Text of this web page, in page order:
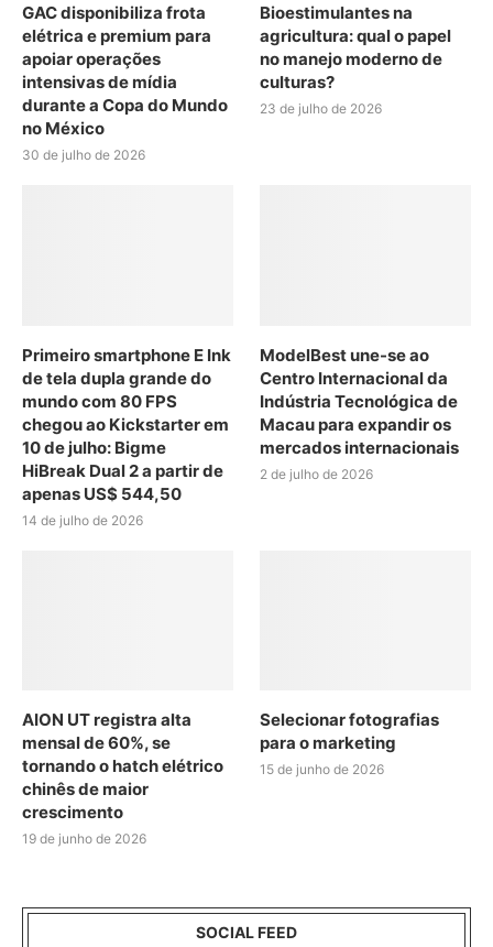
GAC disponibiliza frota
elétrica e premium para
apoiar operações
intensivas de mídia
durante a Copa do Mundo
no México
30 de julho de 2026
Bioestimulantes na
agricultura: qual o papel
no manejo moderno de
culturas?
23 de julho de 2026
Primeiro smartphone E Ink
de tela dupla grande do
mundo com 80 FPS
chegou ao Kickstarter em
10 de julho: Bigme
HiBreak Dual 2 a partir de
apenas US$ 544,50
14 de julho de 2026
ModelBest une-se ao
Centro Internacional da
Indústria Tecnológica de
Macau para expandir os
mercados internacionais
2 de julho de 2026
AION UT registra alta
mensal de 60%, se
tornando o hatch elétrico
chinês de maior
crescimento
19 de junho de 2026
Selecionar fotografias
para o marketing
15 de junho de 2026
SOCIAL FEED